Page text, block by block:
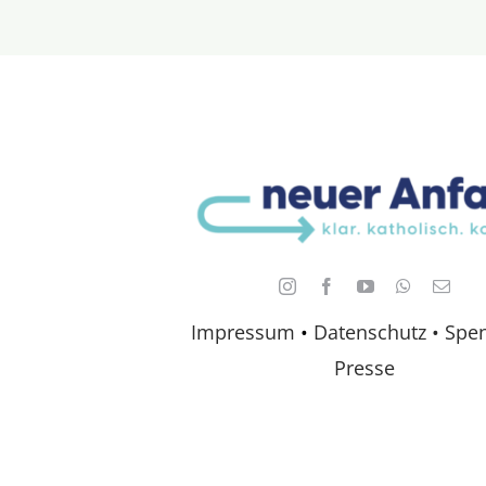
Impressum • Datenschutz •
Presse